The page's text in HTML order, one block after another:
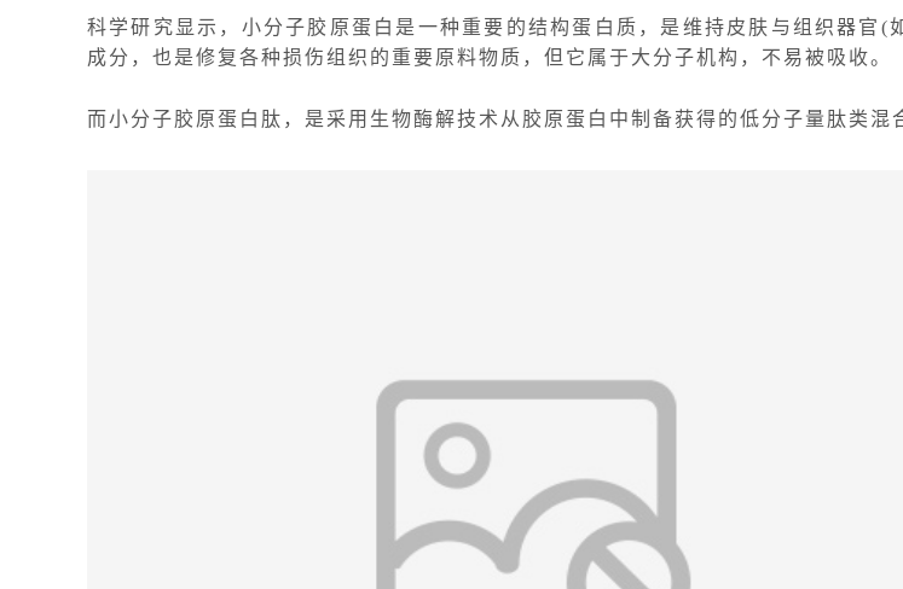
科学研究显示， 小分子胶原蛋白是一种重要的结构蛋白质，是维持皮肤与组织器官 (
成分，也是修复各种损伤组织的重要原料物质，但它属于大分子机构，不易被吸收。
而小分子胶原蛋白肽，是采用生物酶解技术从胶原蛋白中制备获得的低分子量肽类混